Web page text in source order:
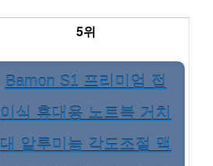
5위
Bamon S1 프리미엄 접
이식 휴대용 노트북 거치
대 알루미늄 각도조절 맥